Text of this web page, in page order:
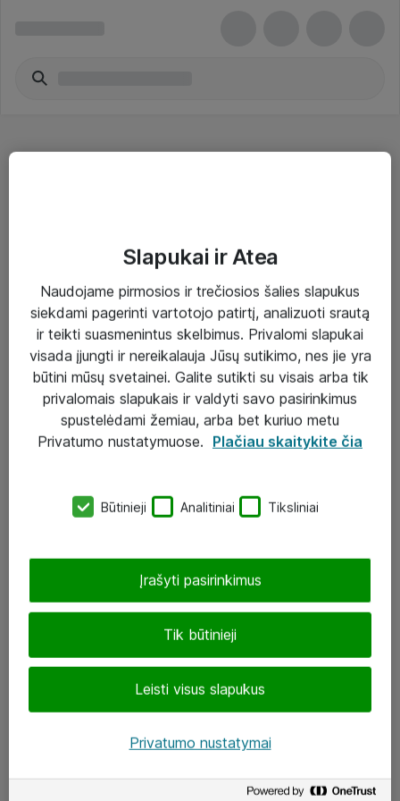
Sprendimai ir paslaugos
Paslaugos
Sprendimai
Įgyvendinti projektai
Atea ekspertų patarimai verslui
UAB „ATEA“
J. Rutkausko g. 6, Vilnius
Atea kontaktai
Aplankykite mus
Slapukai ir Atea
Naudojame pirmosios ir trečiosios šalies slapukus
siekdami pagerinti vartotojo patirtį, analizuoti srautą
ir teikti suasmenintus skelbimus. Privalomi slapukai
visada įjungti ir nereikalauja Jūsų sutikimo, nes jie yra
būtini mūsų svetainei. Galite sutikti su visais arba tik
privalomais slapukais ir valdyti savo pasirinkimus
spustelėdami žemiau, arba bet kuriuo metu
Privatumo nustatymuose. Plačiau skaitykite čia
Būtinieji Analitiniai Tiksliniai
Tik būtinieji
Leisti visus slapukus
Įrašyti pasirinkimus
Privatumo nustatymai